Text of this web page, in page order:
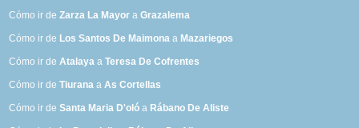
Cómo ir deZarza La Mayor aGrazalema
Cómo ir de Los Santos De Maimona a Mazariegos
Cómo ir deAtalaya aTeresa De Cofrentes
Cómo ir deTiurana aAs Cortellas
Cómo ir deSanta Maria D'oló a Rábano De Aliste